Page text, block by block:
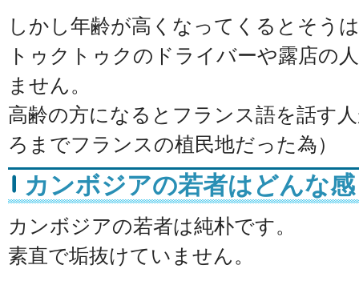
しかし年齢が高くなってくるとそう
トゥクトゥクのドライバーや露店の
ません。
高齢の方になるとフランス語を話す
ろまでフランスの植民地だった為）
カンボジアの若者はどんな
カンボジアの若者は純朴です。
素直で垢抜けていません。